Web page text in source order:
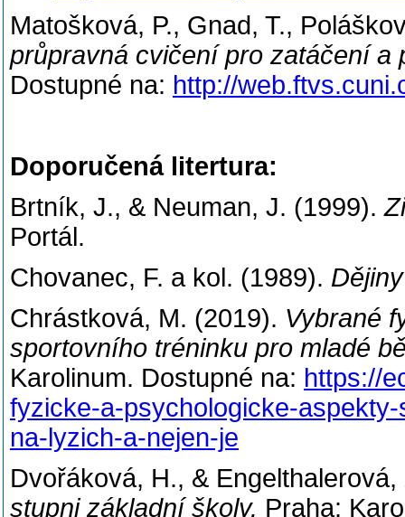
Matošková, P., Gnad, T.,
průpravná cvičení pro zatáčení a
Dostupné na: http://
Doporučená litertura:
Brtník, J., & Neuman, J. (1999).
Portál.
Chovanec, F. a kol. (1989).
Chrástková, M. (2019). Vybrané
sportovního tréninku pro mladé
Karolinum. Dostupné na: https://
fyzicke-a-psychologicke-
na-lyzich-a-nejen-je
Dvořáková, H., &
stupni základní školy. Praha: